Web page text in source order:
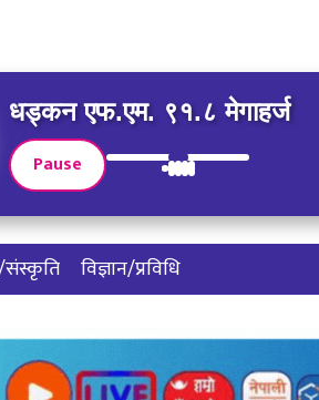
धड्कन एफ.एम. ९१.८ मेगाहर्ज
Pause
संस्कृति
विज्ञान/प्रविधि